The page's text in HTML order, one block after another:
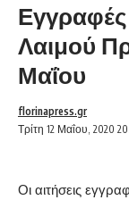
Λαιμού
Μαΐου
Τρίτη 12 Μαΐου, 2020
florinapress.gr
Οι αιτήσεις